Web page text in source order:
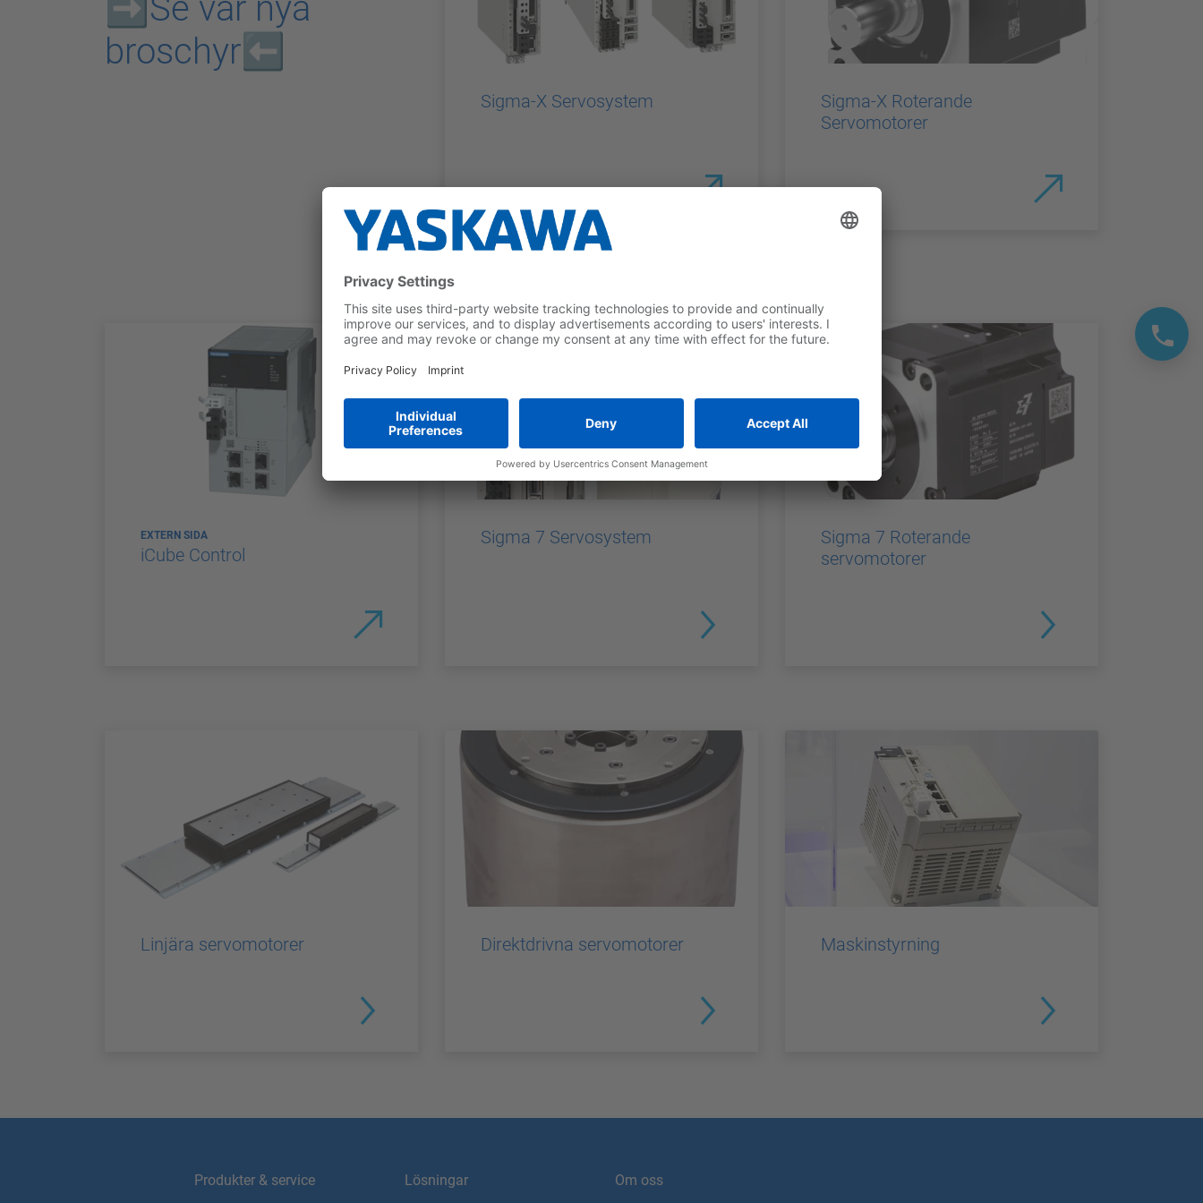
➡️ Se vår nya
broschyr ⬅️
Sigma-X Servosystem
Sigma-X Roterande
Servomotorer
EXTERN SIDA
iCube Control
Sigma 7 Servosystem
Sigma 7 Roterande
servomotorer
Linjära servomotorer Direktdrivna servomotorer Maskinstyrning
Produkter & service Lösningar Om oss